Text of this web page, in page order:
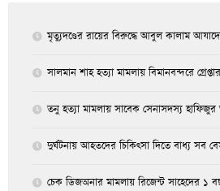
মৃত্যুদণ্ডের রায়ের বিরুদ্ধে আবুল কালাম
সালমান শাহ হত্যা মামলায় বিমানবন্দরে
তনু হত্যা মামলায় সাবেক সেনাসদস্য হাফিজুর
দুর্ঘটনায় আহতদের চিকিৎসা দিতে বাধ্য সব
চেক ডিজঅনার মামলায় রিজেন্ট সাহেদের ১